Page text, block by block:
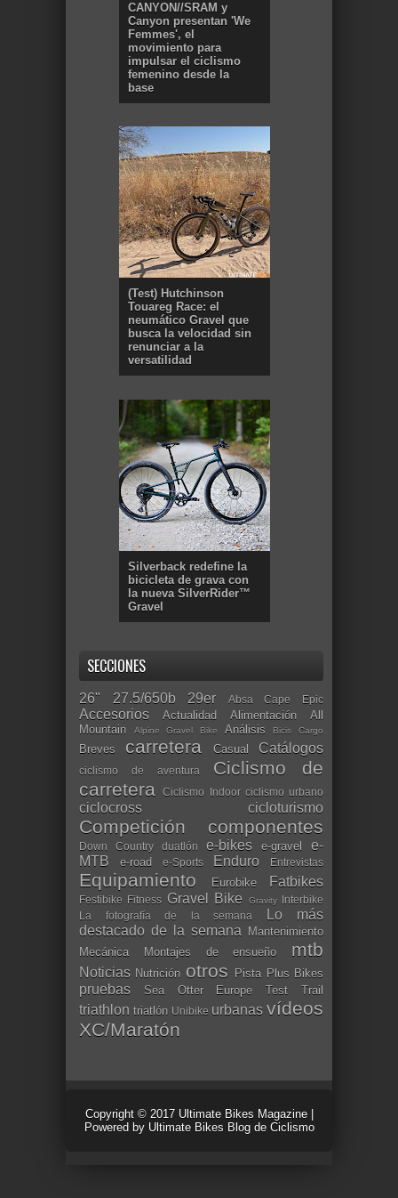
CANYON//SRAM y
Canyon presentan 'We
Femmes', el
movimiento para
impulsar el ciclismo
femenino desde la
base
(Test) Hutchinson
Touareg Race: el
neumático Gravel que
busca la velocidad sin
renunciar a la
versatilidad
Silverback redefine la
bicicleta de grava con
la nueva SilverRider™
Gravel
SECCIONES
26" 27.5/650b 29er Absa Cape Epic
Accesorios Actualidad Alimentación
All
Mountain
Alpine Gravel Bike Análisis Bicis Cargo
Breves carretera Casual Catálogos
ciclismo de aventura
Ciclismo de
carretera
Ciclismo Indoor ciclismo urbano
ciclocross cicloturismo
Competición componentes
Down Country duatlón e-bikes e-gravel
e-
MTB
e-road e-Sports Enduro Entrevistas
Equipamiento Eurobike Fatbikes
Festibike Fitness Gravel Bike Gravity Interbike
La fotografía de la semana
Lo más
destacado de la semana
Mantenimiento
Mecánica
Montajes de ensueño mtb
Noticias Nutrición otros Pista Plus Bikes
pruebas Sea Otter Europe Test Trail
triathlon triatlón Unibike urbanas vídeos
XC/Maratón
Copyright © 2017 Ultimate Bikes Magazine|
Powered by Ultimate Bikes Blog de Ciclismo